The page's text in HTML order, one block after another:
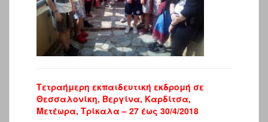
Τετραήμερη εκπαιδευτική εκδρομή σε
Θεσσαλονίκη, Βεργίνα, Καρδίτσα,
Μετέωρα, Τρίκαλα – 27 έως 30/4/2018